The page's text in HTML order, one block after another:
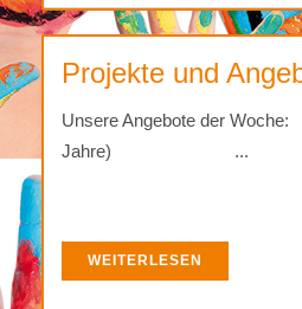
Projekte und
Unsere Angebote der
Jahre) ...
WEITERLESEN